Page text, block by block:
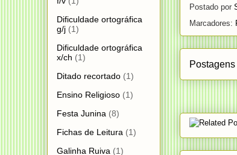
Postado por
Marcadores:
Dificuldade ortográfica
g/j (1)
Dificuldade ortográfica
x/ch (1)
Ditado recortado (1)
Ensino Religioso (1)
Festa Junina (8)
Fichas de Leitura (1)
Galinha Ruiva (1)